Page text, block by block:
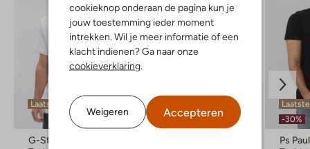
cookieknop onderaan de pagina kun je
jouw toestemming ieder moment
intrekken. Wil je meer informatie of een
klacht indienen? Ga naar onze
cookieverklaring
Weigeren Accepteren
Laatste maten
G-Star Raw
-30%
-30%
Ps